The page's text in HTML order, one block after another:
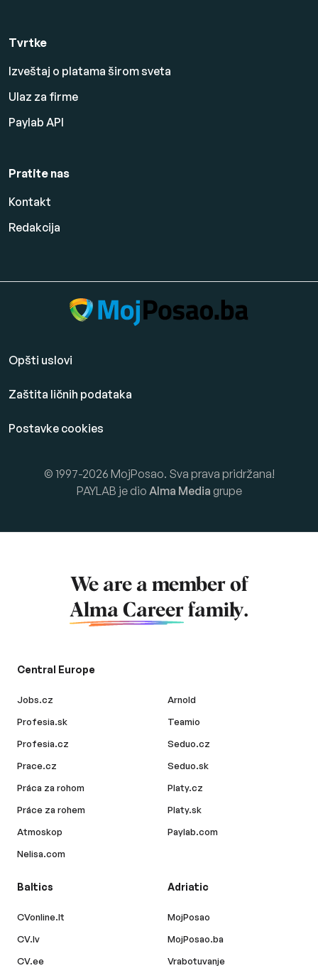
Tvrtke
Izveštaj o platama širom sveta
Ulaz za firme
Paylab API
Pratite nas
Kontakt
Redakcija
Opšti uslovi
Zaštita ličnih podataka
Postavke cookies
© 1997-2026 MojPosao. Sva prava pridržana!
PAYLAB je dio Alma Media grupe
We are a member of
Alma Career family.
Central Europe
Jobs.cz
Profesia.sk
Profesia.cz
Prace.cz
Práca za rohom
Práce za rohem
Atmoskop
Nelisa.com
Arnold
Teamio
Seduo.cz
Seduo.sk
Platy.cz
Platy.sk
Paylab.com
Baltics
CVonline.lt
CV.lv
CV.ee
Adriatic
MojPosao
MojPosao.ba
Vrabotuvanje